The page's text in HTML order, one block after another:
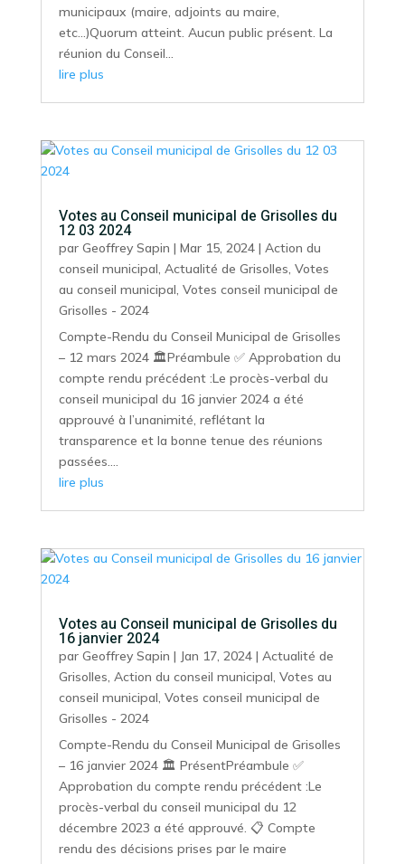
municipaux (maire, adjoints au maire,
etc…)Quorum atteint. Aucun public présent. La
réunion du Conseil...
lire plus
Votes au Conseil municipal de Grisolles du
12 03 2024
par Geoffrey Sapin | Mar 15, 2024| Action du
conseil municipal, Actualité de Grisolles, Votes
au conseil municipal, Votes conseil municipal de
Grisolles - 2024
Compte-Rendu du Conseil Municipal de Grisolles
– 12 mars 2024 🏛️Préambule ✅ Approbation du
compte rendu précédent :Le procès-verbal du
conseil municipal du 16 janvier 2024 a été
approuvé à l’unanimité, reflétant la
transparence et la bonne tenue des réunions
passées....
lire plus
Votes au Conseil municipal de Grisolles du
16 janvier 2024
par Geoffrey Sapin | Jan 17, 2024| Actualité de
Grisolles, Action du conseil municipal, Votes au
conseil municipal, Votes conseil municipal de
Grisolles - 2024
Compte-Rendu du Conseil Municipal de Grisolles
– 16 janvier 2024 🏛️ PrésentPréambule ✅
Approbation du compte rendu précédent :Le
procès-verbal du conseil municipal du 12
décembre 2023 a été approuvé. 📋 Compte
rendu des décisions prises par le maire